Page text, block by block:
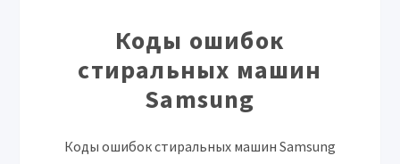
Коды ошибок
стиральных машин
Samsung
Коды ошибок стиральных машин Samsung